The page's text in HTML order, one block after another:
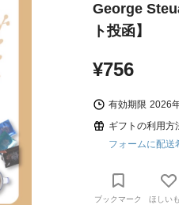
George
ト投函】
¥756
有効期限 2026
ギフトの利用方
フォームに配送
ブックマーク ほしい